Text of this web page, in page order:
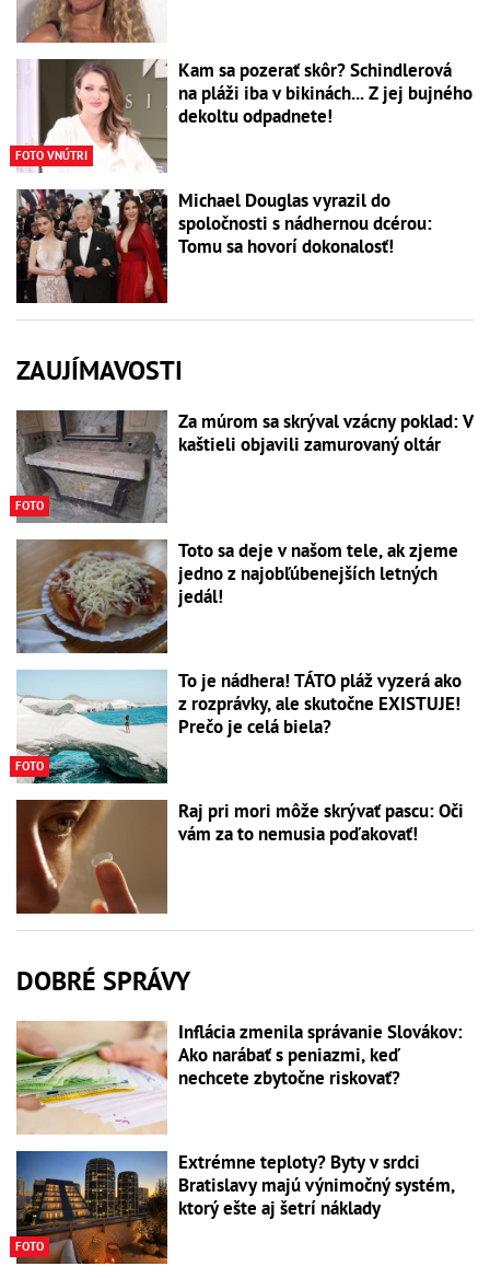
FOTO VNÚTRI
Kam sa pozerať skôr? Schindlerová
na pláži iba v bikinách... Z jej bujného
dekoltu odpadnete!
Michael Douglas vyrazil do
spoločnosti s nádhernou dcérou:
Tomu sa hovorí dokonalosť!
ZAUJÍMAVOSTI
FOTO
Za múrom sa skrýval vzácny poklad: V
kaštieli objavili zamurovaný oltár
Toto sa deje v našom tele, ak zjeme
jedno z najobľúbenejších letných
jedál!
FOTO
To je nádhera! TÁTO pláž vyzerá ako
z rozprávky, ale skutočne EXISTUJE!
Prečo je celá biela?
Raj pri mori môže skrývať pascu: Oči
vám za to nemusia poďakovať!
DOBRÉ SPRÁVY
Inflácia zmenila správanie Slovákov:
Ako narábať s peniazmi, keď
nechcete zbytočne riskovať?
FOTO
Extrémne teploty? Byty v srdci
Bratislavy majú výnimočný systém,
ktorý ešte aj šetrí náklady